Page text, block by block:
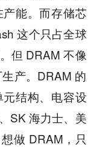
能。而存储芯
这个只占全球
但 DRAM 不像
产。DRAM 的
结构、电容设
SK 海力士、美
做 DRAM，只